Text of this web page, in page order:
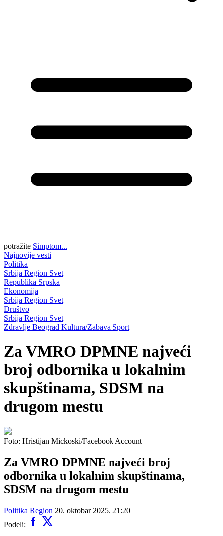
potražite Simptom...
Najnovije vesti
Politika
Srbija Region Svet
Republika Srpska
Ekonomija
Srbija Region Svet
Društvo
Srbija Region Svet
Zdravlje Beograd Kultura/Zabava Sport
Za VMRO DPMNE najveći
broj odbornika u lokalnim
skupštinama, SDSM na
drugom mestu
Foto: Hristijan Mickoski/Facebook Account
Za VMRO DPMNE najveći broj
odbornika u lokalnim skupštinama,
SDSM na drugom mestu
Politika Region 20. oktobar 2025. 21:20
Podeli: